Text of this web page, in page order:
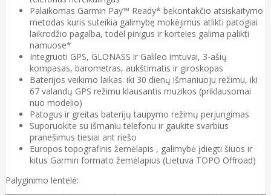
Palaikomas Garmin Pay™ Ready* bekontakčio atsiskaitymo
metodas kuris suteikia galimybę mokėjimus atlikti patogiai
laikrodžio pagalba, todėl pinigus ir korteles galima palikti
namuose*
Integruoti GPS, GLONASS ir Galileo imtuvai, 3-ašių
kompasas, barometras, aukštimatis ir giroskopas
Baterijos veikimo laikas: iki 30 dienų išmaniuoju režimu, iki
67 valandų GPS režimu klausantis muzikos (priklausomai
nuo modelio)
Patogus ir greitas baterijų taupymo režimų perjungimas
Suporuokite su išmaniu telefonu ir gaukite svarbius
pranešimus tiesiai ant riešo
Europos topografinis žemėlapis , galimybė įdiegti šiuos ir
kitus Garmin formato žemėlapius (Lietuva TOPO Offroad)
Palyginimo lentelė: